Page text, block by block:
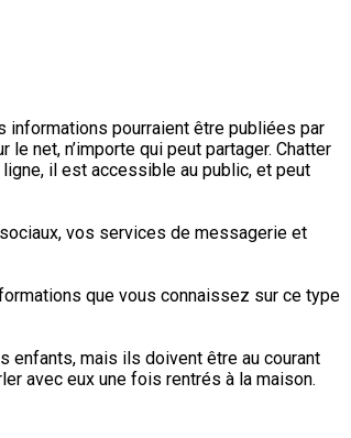
informations pourraient être publiées par
net, n’importe qui peut partager. Chatter
il est accessible au public, et peut
vos services de messagerie et
que vous connaissez sur ce type
enfants, mais ils doivent être au courant
avec eux une fois rentrés à la maison.